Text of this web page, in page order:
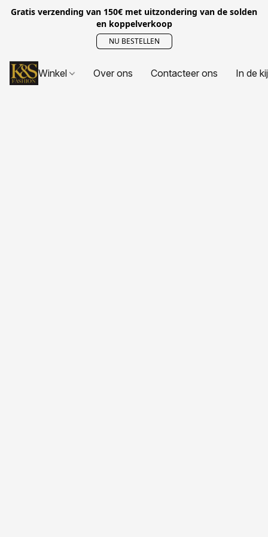
Gratis verzending van 150€ met uitzondering van de solden
en koppelverkoop
NU BESTELLEN
Winkel Over ons Contacteer ons In de